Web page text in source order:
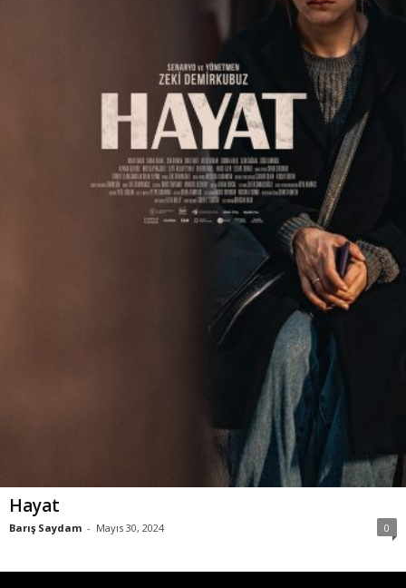
Hayat
Barış Saydam - Mayıs 30, 2024 0